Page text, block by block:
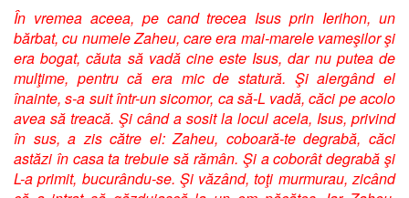
În vremea aceea, pe cand trecea Isus prin Ierihon, un
bărbat, cu numele Zaheu, care era mai-marele vameşilor şi
era bogat, căuta să vadă cine este Isus, dar nu putea de
mulţime, pentru că era mic de statură. Şi alergând el
înainte, s-a suit într-un sicomor, ca să-L vadă, căci pe acolo
avea să treacă. Şi când a sosit la locul acela, Isus, privind
în sus, a zis către el: Zaheu, coboară-te degrabă, căci
astăzi în casa ta trebuie să rămân. Şi a coborât degrabă şi
L-a primit, bucurându-se. Şi văzând, toţi murmurau, zicând